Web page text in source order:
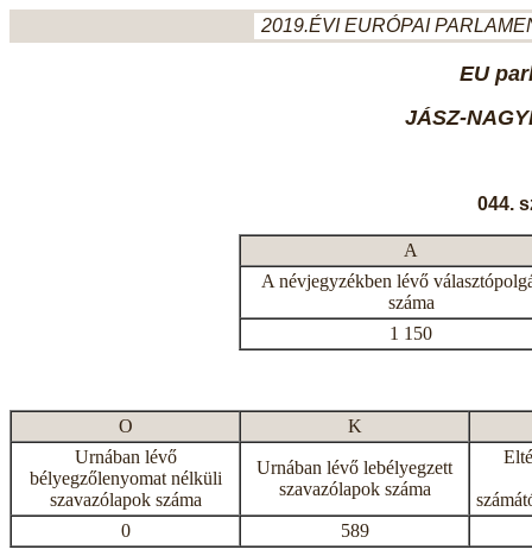
2019.ÉVI EURÓPAI
EU
JÁSZ-
044.
A
A névjegyzékben lévő
száma
1 150
O
K
Urnában lévő
bélyegzőlenyomat nélküli
szavazólapok száma
Urnában lévő lebélyegzett
szavazólapok száma
0
589